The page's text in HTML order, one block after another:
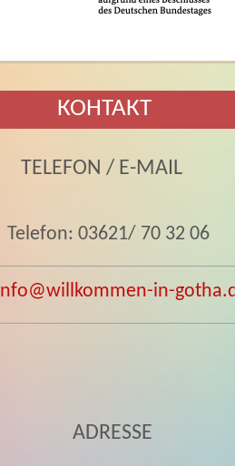
КОНТАКТ
TELEFON / E-MAIL
Telefon: 03621/ 70 32 06
@willkommen-in-
ADRESSE